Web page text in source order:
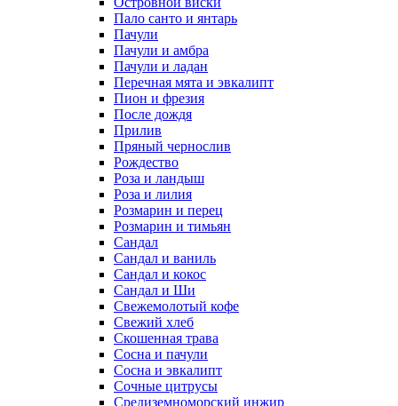
Пало санто и янтарь
Пачули
Пачули и амбра
Пачули и ладан
Перечная мята и эвкалипт
Пион и фрезия
После дождя
Прилив
Пряный чернослив
Рождество
Роза и ландыш
Роза и лилия
Розмарин и перец
Розмарин и тимьян
Сандал
Сандал и ваниль
Сандал и кокос
Сандал и Ши
Свежемолотый кофе
Свежий хлеб
Скошенная трава
Сосна и пачули
Сосна и эвкалипт
Сочные цитрусы
Средиземноморский инжир